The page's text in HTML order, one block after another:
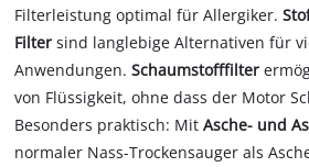
Filterleistung optimal für Allergiker.
Filter sind langlebige Alternativen für
Anwendungen.Schaumstofffilter
von Flüssigkeit, ohne dass der Motor
Besonders praktisch: MitAsche- und
normaler Nass-Trockensauger als